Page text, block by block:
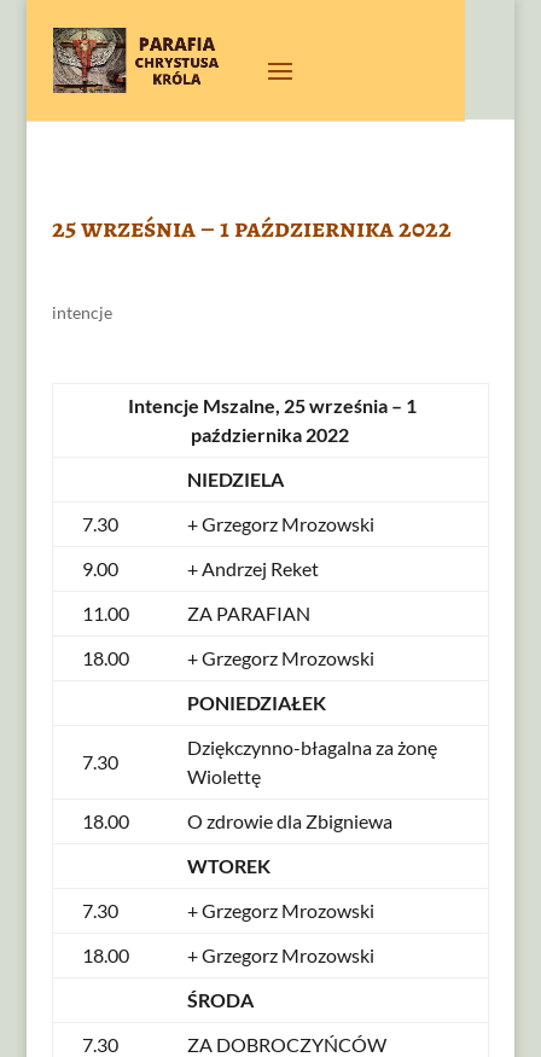
25 września – 1 października 2022
intencje
Intencje Mszalne, 25 września – 1
października 2022
NIEDZIELA
7.30
+ Grzegorz Mrozowski
9.00
+ Andrzej Reket
11.00
ZA PARAFIAN
18.00
+ Grzegorz Mrozowski
PONIEDZIAŁEK
7.30
Dziękczynno-błagalna za żonę
Wiolettę
18.00
O zdrowie dla Zbigniewa
WTOREK
7.30
+ Grzegorz Mrozowski
18.00
+ Grzegorz Mrozowski
ŚRODA
7.30
ZA DOBROCZYŃCÓW